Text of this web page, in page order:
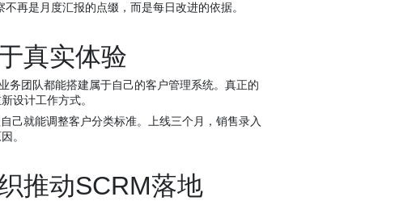
不再是月度汇报的点缀，而是每日改进的依据。
真实体验
务团队都能搭建属于自己的客户管理系统。真正的
设计工作方式。
己就能调整客户分类标准。上线三个月，销售录入
。
推动SCRM落地